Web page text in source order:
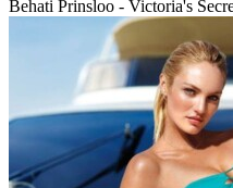
Behati Prinsloo - Victoria's